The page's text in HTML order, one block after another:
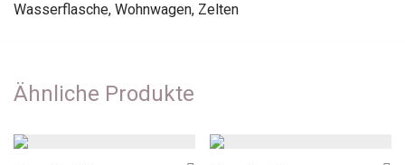
Wasserflasche, Wohnwagen, Zelten
Ähnliche Produkte